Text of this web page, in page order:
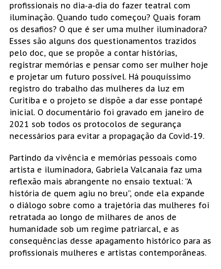
profissionais no dia-a-dia do fazer teatral com
iluminação. Quando tudo começou? Quais foram
os desafios? O que é ser uma mulher iluminadora?
Esses são alguns dos questionamentos trazidos
pelo doc, que se propõe a contar histórias,
registrar memórias e pensar como ser mulher hoje
e projetar um futuro possível. Há pouquíssimo
registro do trabalho das mulheres da luz em
Curitiba e o projeto se dispõe a dar esse pontapé
inicial. O documentário foi gravado em janeiro de
2021 sob todos os protocolos de segurança
necessários para evitar a propagação da Covid-19.
Partindo da vivência e memórias pessoais como
artista e iluminadora, Gabriela Valcanaia faz uma
reflexão mais abrangente no ensaio textual: “A
história de quem agiu no breu”, onde ela expande
o diálogo sobre como a trajetória das mulheres foi
retratada ao longo de milhares de anos de
humanidade sob um regime patriarcal, e as
consequências desse apagamento histórico para as
profissionais mulheres e artistas contemporâneas.